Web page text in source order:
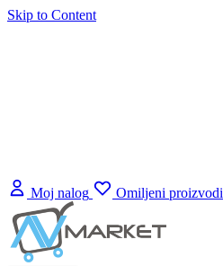
Skip to Content
Moj nalog Omiljeni proizvodi